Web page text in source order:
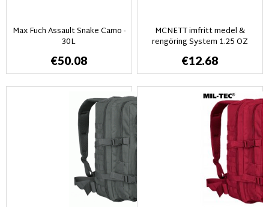
Max Fuch Assault Snake Camo -
30L
€50.08
MCNETT imfritt medel &
rengöring System 1.25 OZ
€12.68